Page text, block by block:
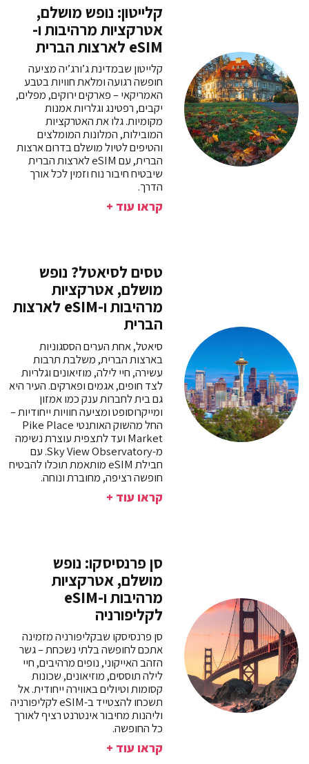
קלייטון: נופש מושלם,
אטרקציות מרהיבות ו-
eSIM לארצות הברית
קלייטון שבמדינת ג’ורג’יה מציעה
חופשה רגועה ומלאת חוויות בטבע
האמריקאי – פארקים ירוקים, מפלים,
יקבים, רפטינג וגלריות אמנות
מקומיות. גלו את האטרקציות
המובילות, המלונות המומלצים
והטיפים לטיול מושלם בדרום ארצות
הברית, עם eSIM לארצות הברית
שיבטיח חיבור נוח וזמין לכל אורך
הדרך.
קראו עוד +
טסים לסיאטל? נופש
מושלם, אטרקציות
מרהיבות ו-eSIM לארצות
הברית
סיאטל, אחת הערים הססגוניות
בארצות הברית, משלבת תרבות
עשירה, חיי לילה, מוזיאונים וגלריות
לצד חופים, אגמים ופארקים. העיר היא
גם בית לחברות ענק כמו אמזון
ומייקרוסופט ומציעה חוויות ייחודיות –
החל מהשוק האותנטי Pike Place
Market ועד לתצפית עוצרת נשימה
מ-Sky View Observatory. עם
חבילת eSIM מותאמת תוכלו להבטיח
חופשה רציפה, מחוברת ונוחה.
קראו עוד +
סן פרנסיסקו: נופש
מושלם, אטרקציות
מרהיבות ו-eSIM
לקליפורניה
סן פרנסיסקו שבקליפורניה מזמינה
אתכם לחופשה בלתי נשכחת – גשר
הזהב האייקוני, נופים מרהיבים, חיי
לילה תוססים, מוזיאונים, שכונות
קסומות וטיולים באווירה ייחודית. אל
תשכחו להצטייד ב-eSIM לקליפורניה
וליהנות מחיבור אינטרנט רציף לאורך
כל החופשה.
קראו עוד +